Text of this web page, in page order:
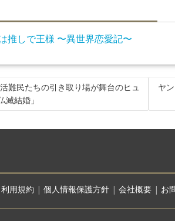
推しで王様 〜異世界恋愛記〜
難民たちの引き取り場が舞台のヒュ
滅結婚」
ヤ
利用規約 | 個人情報保護方針| 会社概要| お